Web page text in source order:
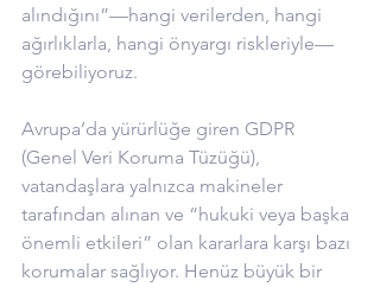
alındığını”—hangi verilerden, hangi
ağırlıklarla, hangi önyargı riskleriyle—
görebiliyoruz.
Avrupa’da yürürlüğe giren GDPR
(Genel Veri Koruma Tüzüğü),
vatandaşlara yalnızca makineler
tarafından alınan ve “hukuki veya başka
önemli etkileri” olan kararlara karşı bazı
korumalar sağlıyor. Henüz büyük bir